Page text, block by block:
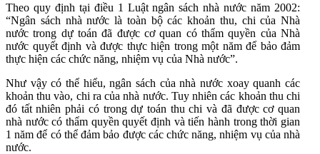
Theo quy định tại điều 1 Luật ngân sách nhà nước năm 2002:
“Ngân sách nhà nước là toàn bộ các khoản thu, chi của Nhà
nước trong dự toán đã được cơ quan có thẩm quyền của Nhà
nước quyết định và được thực hiện trong một năm để bảo đảm
thực hiện các chức năng, nhiệm vụ của Nhà nước”.
Như vậy có thể hiểu, ngân sách của nhà nước xoay quanh các
khoản thu vào, chi ra của nhà nước. Tuy nhiên các khoản thu chi
đó tất nhiên phải có trong dự toán thu chi và đã được cơ quan
nhà nước có thẩm quyền quyết định và tiến hành trong thời gian
1 năm để có thể đảm bảo được các chức năng, nhiệm vụ của nhà
nước.